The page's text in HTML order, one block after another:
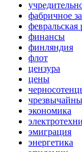
фабричное
финансы
финляндия
флот
цензура
цены
экономика
эмиграция
энергетика